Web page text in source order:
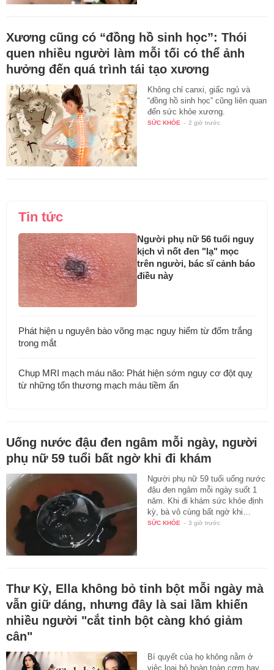
Xương cũng có “đồng hồ sinh học”: Thói
quen nhiều người làm mỗi tối có thể ảnh
hưởng đến quá trình tái tạo xương
Không chỉ canxi, giấc ngủ và
“đồng hồ sinh học” cũng liên quan
đến sức khỏe xương.
SỨC KHỎE - 2 giờ trước
Tin tức
Người phụ nữ 56 tuổi nguy
kịch vì nốt đen "lạ" mọc
trên người, bác sĩ cảnh báo
điều này
Phát hiện u nguyên bào võng mạc nguy hiểm từ đốm trắng
trong mắt
Chụp MRI mạch máu não: Phát hiện sớm nguy cơ đột quỵ
từ những tổn thương mạch máu tiềm ẩn
Uống nước đậu đen ngâm mỗi ngày, người
phụ nữ 59 tuổi bất ngờ khi đi khám
Người phụ nữ 59 tuổi uống nước
đậu đen ngâm mỗi ngày suốt 1
năm. Khi đi khám sức khỏe định
kỳ, bà vô cùng bất ngờ khi…
SỨC KHỎE - 3 giờ trước
Thư Kỳ, Ella không bỏ tinh bột mỗi ngày mà
vẫn giữ dáng, nhưng đây là sai lầm khiến
nhiều người "cắt tinh bột càng khó giảm
cân"
Bí quyết của họ không nằm ở
việc loại bỏ hoàn toàn cơm hay